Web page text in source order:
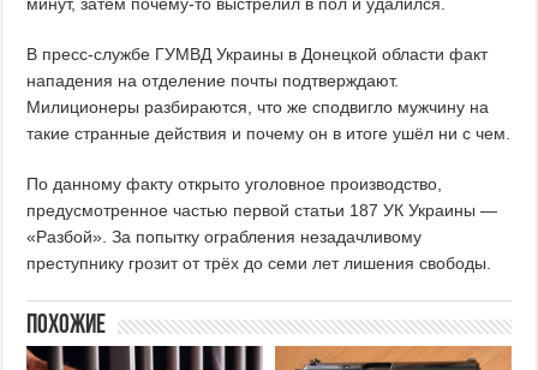
В пресс-службе ГУМВД Украины в Донецкой области факт
нападения на отделение почты подтверждают.
Милиционеры разбираются, что же сподвигло мужчину на
такие странные действия и почему он в итоге ушёл ни с чем.
По данному факту открыто уголовное производство,
предусмотренное частью первой статьи 187 УК Украины —
«Разбой». За попытку ограбления незадачливому
преступнику грозит от трёх до семи лет лишения свободы.
Похожие